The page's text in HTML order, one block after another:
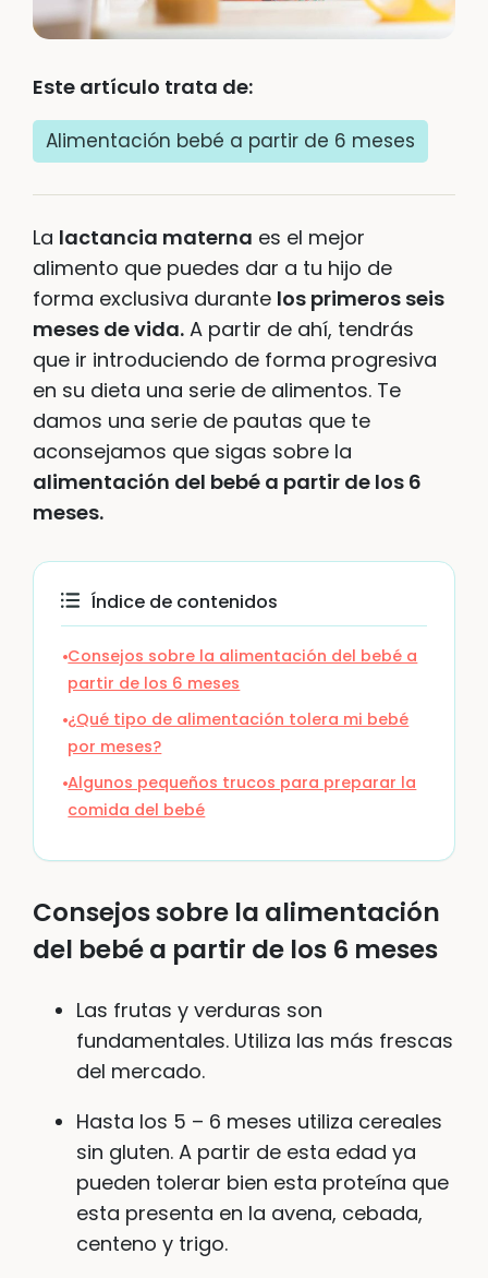
Este artículo trata de:
Alimentación bebé a partir de 6 meses
La lactancia materna es el mejor
alimento que puedes dar a tu hijo de
forma exclusiva durante los primeros seis
meses de vida. A partir de ahí, tendrás
que ir introduciendo de forma progresiva
en su dieta una serie de alimentos. Te
damos una serie de pautas que te
aconsejamos que sigas sobre la
alimentación del bebé a partir de los 6
meses.
Índice de contenidos
Consejos sobre la alimentación del bebé a
partir de los 6 meses
¿Qué tipo de alimentación tolera mi bebé
por meses?
Algunos pequeños trucos para preparar la
comida del bebé
Consejos sobre la alimentación
del bebé a partir de los 6 meses
Las frutas y verduras son
fundamentales. Utiliza las más frescas
del mercado.
Hasta los 5 – 6 meses utiliza cereales
sin gluten. A partir de esta edad ya
pueden tolerar bien esta proteína que
esta presenta en la avena, cebada,
centeno y trigo.